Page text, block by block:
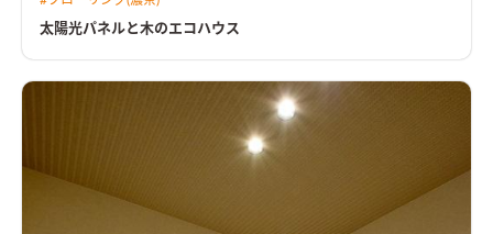
太陽光パネルと木のエコハウス